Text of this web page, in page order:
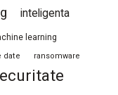
inteligenta
learning
date ransomware